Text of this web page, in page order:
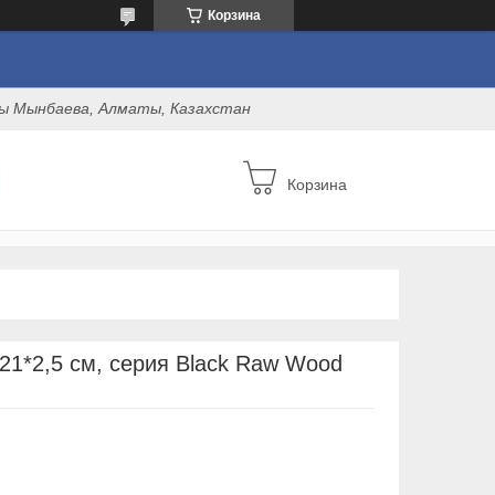
Корзина
Мынбаева, Алматы, Казахстан
Корзина
см, серия Black Raw Wood